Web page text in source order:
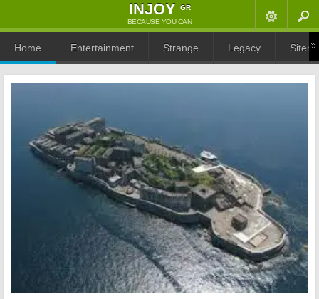
ΙNJOY
GR
BECAUSE YOU CAN
Home Entertainment Strange Legacy